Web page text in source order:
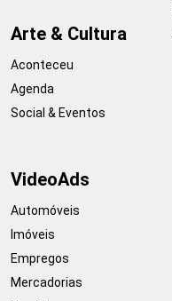
Arte & Cultura
Aconteceu
Agenda
Social & Eventos
VideoAds
Automóveis
Imóveis
Empregos
Mercadorias